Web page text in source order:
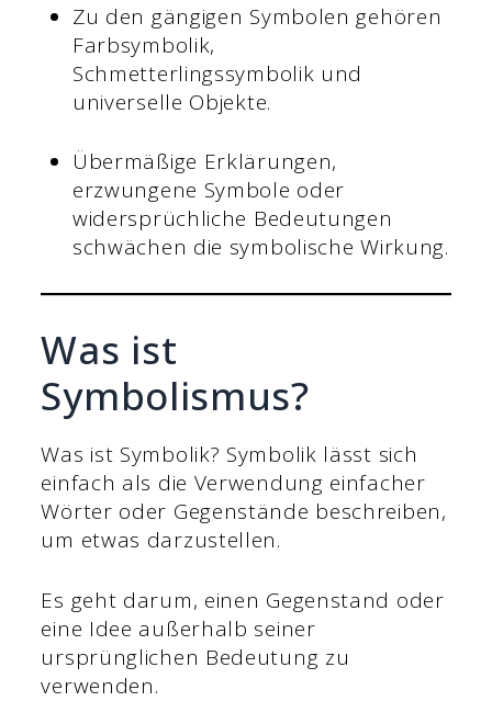
Zu den gängigen Symbolen gehören
Farbsymbolik,
Schmetterlingssymbolik und
universelle Objekte.
Übermäßige Erklärungen,
erzwungene Symbole oder
widersprüchliche Bedeutungen
schwächen die symbolische Wirkung.
Was ist
Symbolismus?
Was ist Symbolik? Symbolik lässt sich
einfach als die Verwendung einfacher
Wörter oder Gegenstände beschreiben,
um etwas darzustellen.
Es geht darum, einen Gegenstand oder
eine Idee außerhalb seiner
ursprünglichen Bedeutung zu
verwenden.